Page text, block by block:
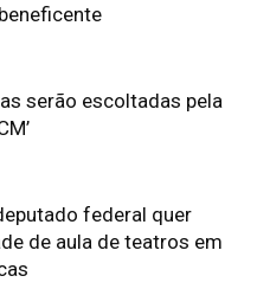
serão escoltadas pela
federal quer
de aula de teatros em